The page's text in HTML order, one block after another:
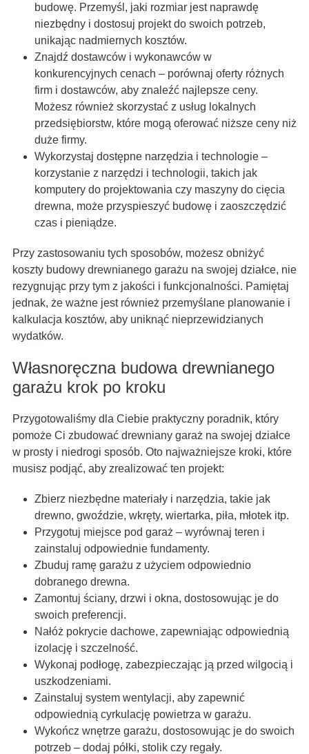
budowę. Przemyśl, jaki rozmiar jest naprawdę
niezbędny i dostosuj projekt do swoich potrzeb,
unikając nadmiernych kosztów.
Znajdź dostawców i wykonawców w
konkurencyjnych cenach – porównaj oferty różnych
firm i dostawców, aby znaleźć najlepsze ceny.
Możesz również skorzystać z usług lokalnych
przedsiębiorstw, które mogą oferować niższe ceny niż
duże firmy.
Wykorzystaj dostępne narzędzia i technologie –
korzystanie z narzędzi i technologii, takich jak
komputery do projektowania czy maszyny do cięcia
drewna, może przyspieszyć budowę i zaoszczędzić
czas i pieniądze.
Przy zastosowaniu tych sposobów, możesz obniżyć
koszty budowy drewnianego garażu na swojej działce, nie
rezygnując przy tym z jakości i funkcjonalności. Pamiętaj
jednak, że ważne jest również przemyślane planowanie i
kalkulacja kosztów, aby uniknąć nieprzewidzianych
wydatków.
Własnoręczna budowa drewnianego
garażu krok po kroku
Przygotowaliśmy dla Ciebie praktyczny poradnik, który
pomoże Ci zbudować drewniany garaż na swojej działce
w prosty i niedrogi sposób. Oto najważniejsze kroki, które
musisz podjąć, aby zrealizować ten projekt:
Zbierz niezbędne materiały i narzędzia, takie jak
drewno, gwoździe, wkręty, wiertarka, piła, młotek itp.
Przygotuj miejsce pod garaż – wyrównaj teren i
zainstaluj odpowiednie fundamenty.
Zbuduj ramę garażu z użyciem odpowiednio
dobranego drewna.
Zamontuj ściany, drzwi i okna, dostosowując je do
swoich preferencji.
Nałóż pokrycie dachowe, zapewniając odpowiednią
izolację i szczelność.
Wykonaj podłogę, zabezpieczając ją przed wilgocią i
uszkodzeniami.
Zainstaluj system wentylacji, aby zapewnić
odpowiednią cyrkulację powietrza w garażu.
Wykończ wnętrze garażu, dostosowując je do swoich
potrzeb – dodaj półki, stolik czy regały.